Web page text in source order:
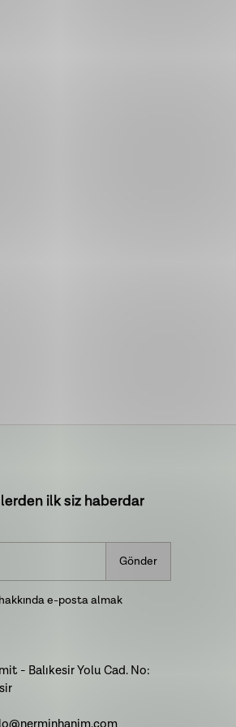
ilk siz haberdar
Gönder
e-posta almak
- Balıkesir Yolu Cad. No: